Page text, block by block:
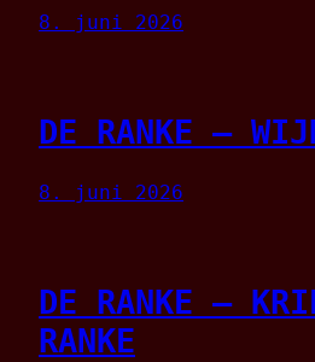
8. juni 2026
DE RANKE –
8. juni 2026
DE RANKE –
RANKE